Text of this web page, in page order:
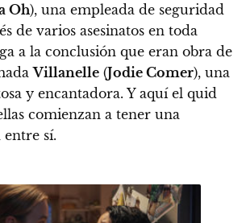
Oh), una empleada de seguridad
de varios asesinatos en toda
a la conclusión que eran obra de
Villanelle (Jodie Comer), una
y encantadora. Y aquí el quid
comienzan a tener una
entre sí.